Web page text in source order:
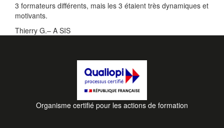
3 formateurs différents, mais les 3 étaient très dynamiques et
motivants.
Thierry G.– A SIS
Organisme certifié pour les actions de formation